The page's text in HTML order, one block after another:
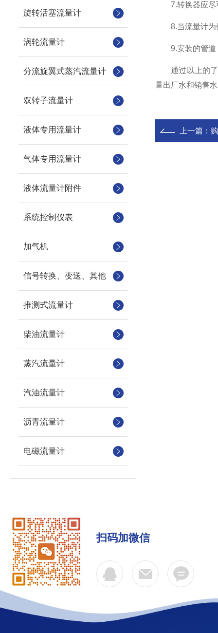
旋转活塞流量计
涡轮流量计
分流旋翼式蒸汽流量计
双转子流量计
液体专用流量计
气体专用流量计
液体流量计附件
系统控制仪表
加气机
信号转换、变送、其他
推测式流量计
柴油流量计
蒸汽流量计
汽油流量计
沥青流量计
电磁流量计
7.转换器应尽可
8.当流量计为倾
9.安装的管道，
通过以上的了
量出厂水和销售
上一篇：
扫码加微信